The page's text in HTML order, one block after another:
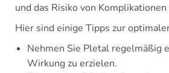
und das Risiko von
Hier sind einige Tipps zur
Nehmen Sie Pletal regelmäßig
Wirkung zu erzielen.